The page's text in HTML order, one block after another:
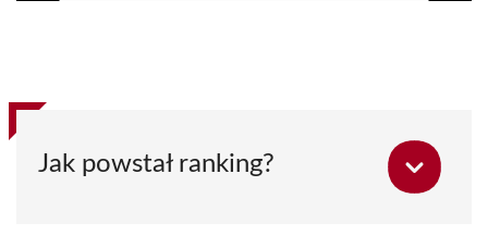
Jak powstał ranking?